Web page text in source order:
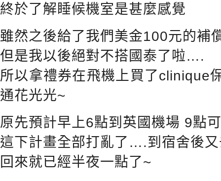
終於了解睡候機室是甚麼感覺
雖然之後給了我們美金100元的補
但是我以後絕對不搭國泰了啦….
所以拿禮券在飛機上買了clinique
通花光光~
原先預計早上6點到英國機場 9點
這下計畫全部打亂了….到宿舍後
回來就已經半夜一點了~